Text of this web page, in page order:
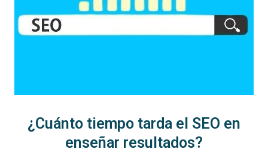
¿Cuánto tiempo tarda el SEO en
enseñar resultados?